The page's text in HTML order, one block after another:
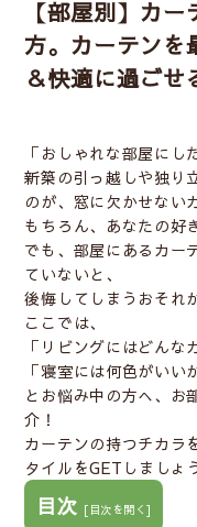
【部屋別】カ
方。カーテンを
＆快適に過ごせ
「 おしゃれな部屋にし
新築の引っ越しや独り
のが、窓に欠かせない
もちろん、あなたの好
でも、部屋にあるカー
ていないと、
後悔してしまうおそれ
ここでは、
「 リビングにはどんな
「寝室には何色がいい
とお悩み中の方へ、
お
介！
カーテンの持つチカラ
タイルをGETしましょ
目次 [ 目次を開く]